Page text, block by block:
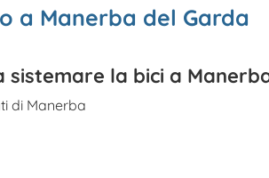
a Manerba del Garda
la bici a
di Manerba